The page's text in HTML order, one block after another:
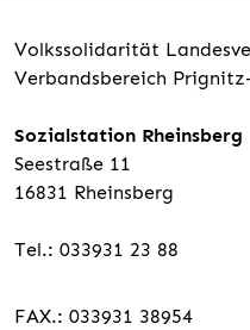
Volkssolidarität
Verbandsbereich
Sozialstation Rheinsberg
Seestraße 11
16831 Rheinsberg
Tel.: 033931 23 88
FAX.: 033931 38954